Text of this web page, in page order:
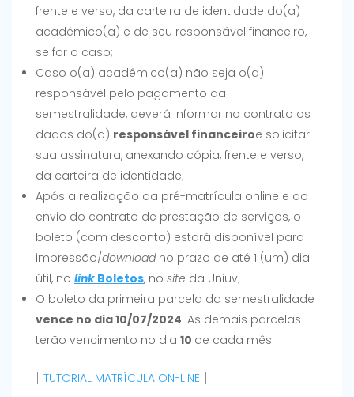
frente e verso, da carteira de identidade do(a)
acadêmico(a) e de seu responsável financeiro,
se for o caso;
Caso o(a) acadêmico(a) não seja o(a)
responsável pelo pagamento da
semestralidade, deverá informar no contrato os
dados do(a) responsável financeiroe solicitar
sua assinatura, anexando cópia, frente e verso,
da carteira de identidade;
Após a realização da pré-matrícula online e do
envio do contrato de prestação de serviços, o
boleto (com desconto) estará disponível para
impressão/download no prazo de até 1 (um) dia
útil, no link Boletos, no site da Uniuv;
O boleto da primeira parcela da semestralidade
vence no dia 10/07/2024. As demais parcelas
terão vencimento no dia 10 de cada mês.
TUTORIAL MATRÍCULA ON-LINE